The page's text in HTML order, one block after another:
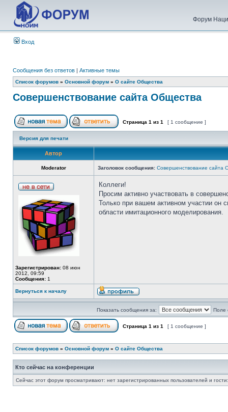
Форум
Вход
Сообщения без ответов | Активные темы
Список форумов » Основной форум » О сайте Общества
Совершенствование сайта Общества
Страница 1 из 1 [ 1 сообщение ]
Версия для печати
Автор
Moderator Заголовок сообщения: Совершенствование сайта
Зарегистрирован: 08 июн
2012, 09:59
Сообщения: 1
Коллеги!
Просим активно участвовать в
Только при вашем активном участии он
области имитационного моделирования.
Вернуться к началу
Показать сообщения за: Поле
Страница 1 из 1 [ 1 сообщение ]
Список форумов » Основной форум » О сайте Общества
Кто сейчас на конференции
Сейчас этот форум просматривают: нет зарегистрированных пользователей и